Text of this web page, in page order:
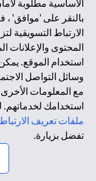
الأساسية مطلوبة
بالنقر على 'موافق' ،
الارتباط التسويقية
المحتوى والإعلانات
استخدام الموقع.
وسائل التواصل
مع المعلومات
استخدامك لخدماتهم.
ملفات تعريف الارتباط
تفضل بزيارة.
مستخدمة ومسجلة في
سيتي بنك إن. إيه.
الإمارات في دبي، و
فرع سيتي بنك إن إيه -
الإمارات العربية
سيتي بنك إن إيه
الاستشارات المالية